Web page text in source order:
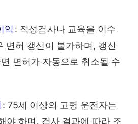
익 : 적성검사나 교육을 이수
면허 갱신이 불가하며, 갱신
면허가 자동으로 취소될 수
: 75세 이상의 고령 운전자는
야 하며, 검사 결과에 따라 조